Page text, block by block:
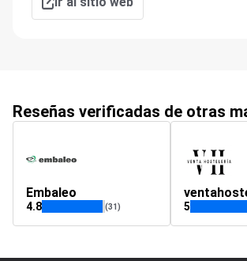
Reseñas verificadas de otras
Embaleo
4.8 (31) 5